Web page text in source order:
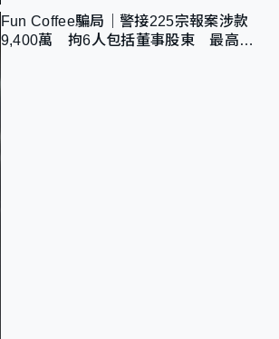
Fun Coffee騙局｜警接225宗報案涉款
9,400萬 拘6人包括董事股東 最高金